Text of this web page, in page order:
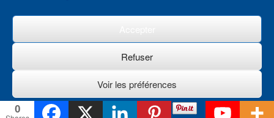
Refuser
Voir les préférences
Politique de cookies
0